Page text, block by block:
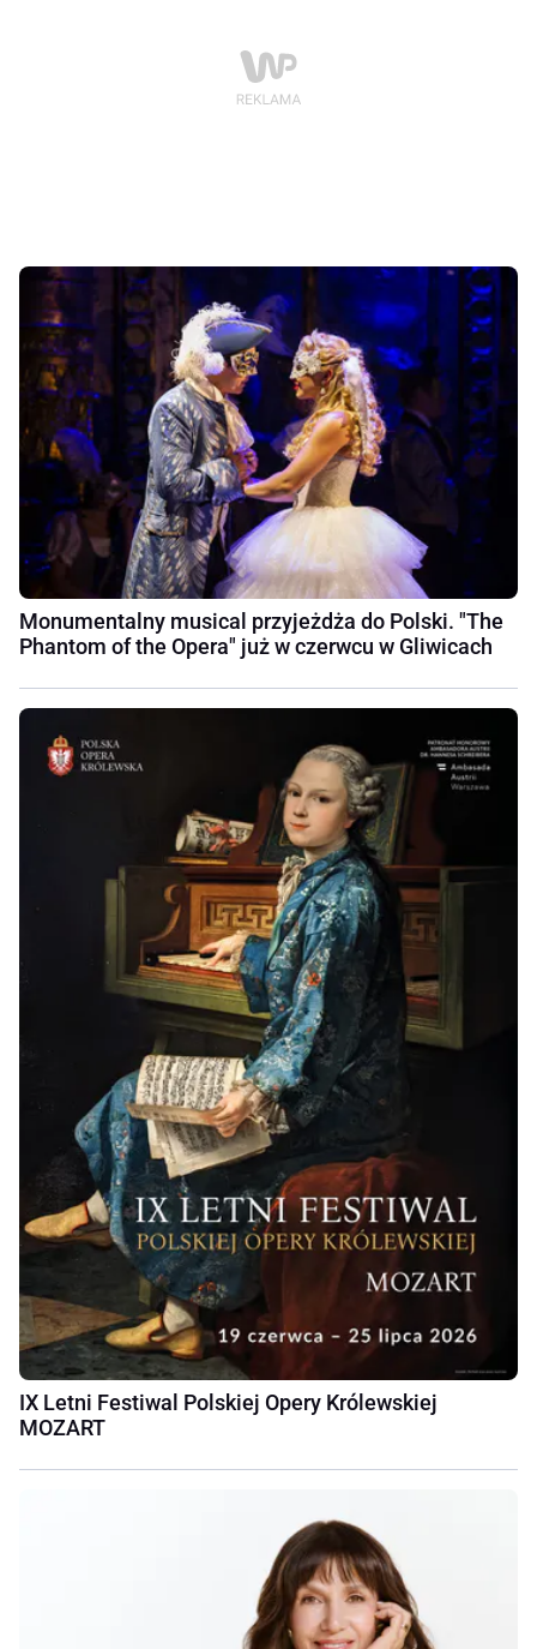
Monumentalny musical przyjeżdża do Polski. "The
Phantom of the Opera" już w czerwcu w Gliwicach
IX Letni Festiwal Polskiej Opery Królewskiej
MOZART